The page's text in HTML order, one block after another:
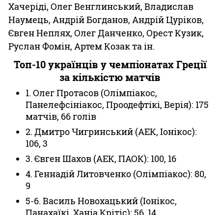
Хачеріді, Олег Венглинський, Владислав
Наумець, Андрій Богданов, Андрій Цуріков,
Євген Неплях, Олег Данченко, Орест Кузик,
Руслан Фомін, Артем Козак та ін.
Топ-10 українців у чемпіонатах Греції
за кількістю матчів
1. Олег Протасов (Олімпіакос,
Панелефсініакос, Проодефтікі, Верія): 175
матчів, 66 голів
2. Дмитро Чигринський (АЕК, Іонікос):
106, 3
3. Євген Шахов (АЕК, ПАОК): 100, 16
4. Геннадій Литовченко (Олімпіакос): 80,
9
5-6. Василь Новохацький (Іонікос,
Панахаїкі, Ханіа Крітіс): 56, 14